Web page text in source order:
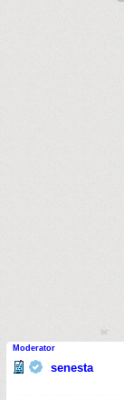
Moderator
senesta